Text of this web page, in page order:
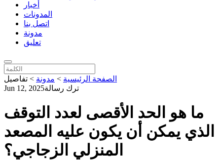
أخبار
المدونات
اتصل بنا
مدونة
تعليق
الصفحة الرئيسية > مدونة > تفاصيل
Jun 12, 2025ترك رسالة
ما هو الحد الأقصى لعدد التوقف
الذي يمكن أن يكون عليه المصعد
المنزلي الزجاجي؟